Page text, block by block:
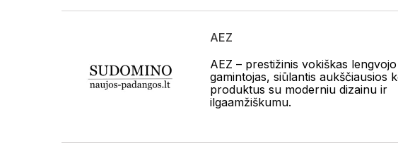
AEZ
AEZ – prestižinis vokiškas
gamintojas, siūlantis aukščiausios
produktus su moderniu dizainu ir
ilgaamžiškumu.